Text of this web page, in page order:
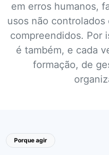
em erros humanos,
usos não
compreendidos. Por
é também, e cada
formação, de
Porque agir